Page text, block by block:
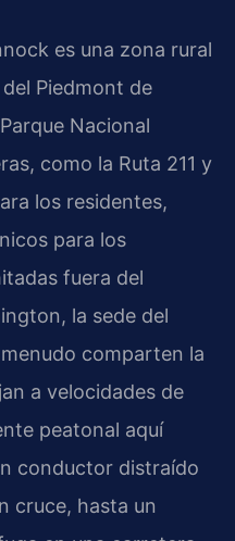
es una zona rural
Piedmont de
Nacional
como la Ruta 211 y
los residentes,
para los
fuera del
la sede del
comparten la
a velocidades de
peatonal aquí
conductor distraído
cruce, hasta un